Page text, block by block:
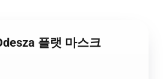
플랫 마스크